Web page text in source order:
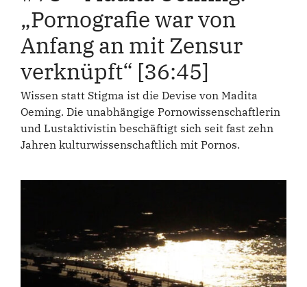
„Pornografie war von
Anfang an mit Zensur
verknüpft“ [36:45]
Wissen statt Stigma ist die Devise von Madita
Oeming. Die unabhängige Pornowissenschaftlerin
und Lustaktivistin beschäftigt sich seit fast zehn
Jahren kulturwissenschaftlich mit Pornos.